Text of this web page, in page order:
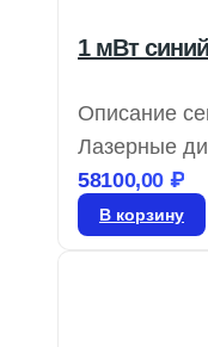
1 мВт
Описание
Лазерные
выходной
58100,00 ₽
В корзину